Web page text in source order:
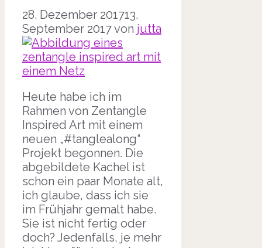
28. Dezember 201713.
September 2017von jutta
Heute habe ich im
Rahmen von Zentangle
Inspired Art mit einem
neuen „#tanglealong“
Projekt begonnen. Die
abgebildete Kachel ist
schon ein paar Monate alt,
ich glaube, dass ich sie
im Frühjahr gemalt habe.
Sie ist nicht fertig oder
doch? Jedenfalls, je mehr